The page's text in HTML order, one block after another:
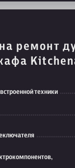
ремонт
техники